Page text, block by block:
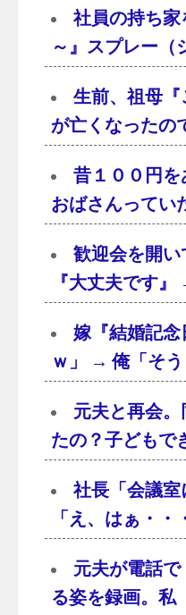
社員の持ち
～』スプレー
生前、祖母
が亡くなったの
昔１００円
おばさんってい
歓迎会を開
『大丈夫です
嫁『結婚記
ｗ」 → 俺「そ
元夫と再会
たの？子どもで
社長「会議
「え、はぁ・
元夫が電話
る姿を録画